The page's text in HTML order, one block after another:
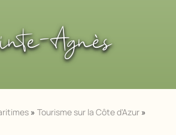
Agnès
»Tourisme sur la Côte d'Azur »